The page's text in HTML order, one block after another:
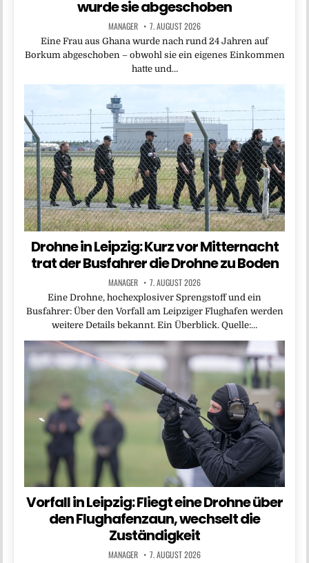
wurde sie abgeschoben
MANAGER 7. AUGUST 2026
Eine Frau aus Ghana wurde nach rund 24 Jahren auf
Borkum abgeschoben – obwohl sie ein eigenes Einkommen
hatte und…
Drohne in Leipzig: Kurz vor Mitternacht
trat der Busfahrer die Drohne zu Boden
MANAGER 7. AUGUST 2026
Eine Drohne, hochexplosiver Sprengstoff und ein
Busfahrer: Über den Vorfall am Leipziger Flughafen werden
weitere Details bekannt. Ein Überblick. Quelle:…
Vorfall in Leipzig: Fliegt eine Drohne über
den Flughafenzaun, wechselt die
Zuständigkeit
MANAGER 7. AUGUST 2026